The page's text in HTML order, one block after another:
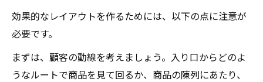
効果的なレイアウトを作るためには、以下の点に注意が
必要です。
まずは、顧客の動線を考えましょう。入り口からどのよ
うなルートで商品を見て回るか、商品の陳列にあたり、